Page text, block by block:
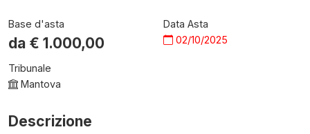
Base d'asta
da € 1.000,00
Data Asta
02/10/2025
Tribunale
Mantova
Descrizione